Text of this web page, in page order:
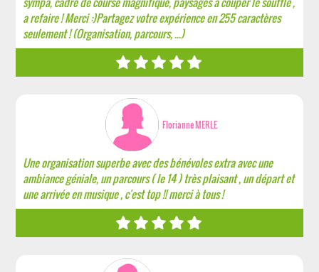
a refaire ! Merci :)Partagez votre expérience en 255 caractères
seulement ! (Organisation, parcours, ...)
Florianne MERLE
Une organisation superbe avec des bénévoles extra avec une
ambiance géniale, un parcours ( le 14 ) très plaisant , un départ et
une arrivée en musique , c'est top !! merci à tous !